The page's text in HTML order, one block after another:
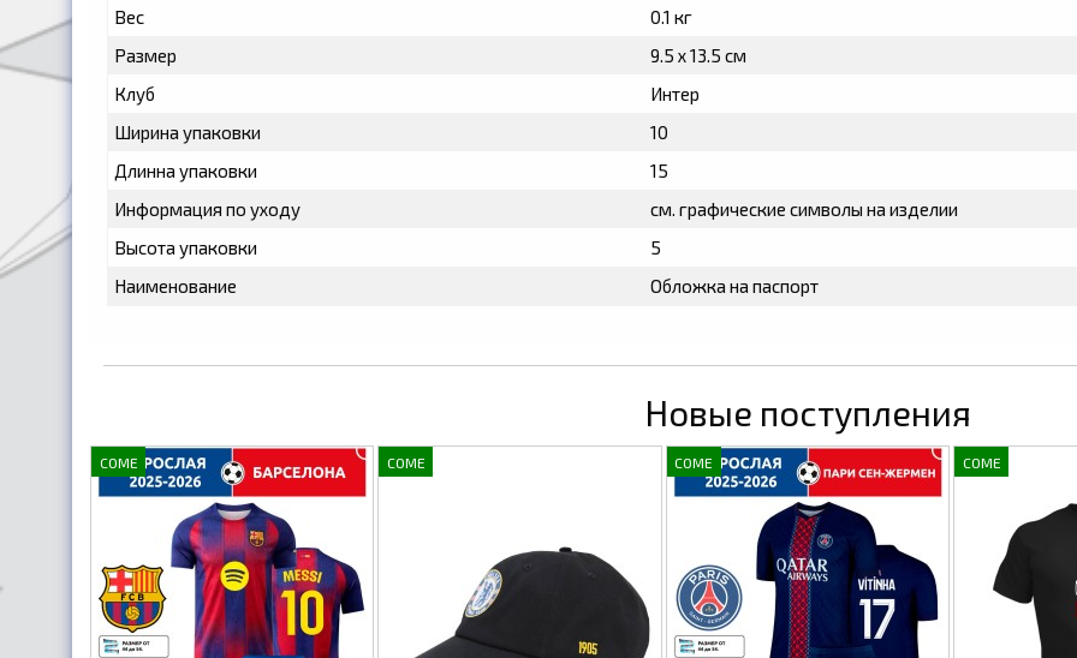
Вес
0.1 кг
Размер
9.5 х 13.5 см
Клуб
Интер
Ширина упаковки
10
Длинна упаковки
15
Информация по уходу
см. графические символы на изделии
Высота упаковки
5
Наименование
Обложка на паспорт
Новые поступления
COME COME COME COME